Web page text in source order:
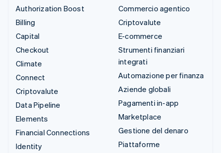
Authorization Boost
Billing
Capital
Checkout
Climate
Connect
Criptovalute
Data Pipeline
Elements
Financial Connections
Identity
Commercio agentico
Criptovalute
E-commerce
Strumenti finanziari
integrati
Automazione per finanza
Aziende globali
Pagamenti in-app
Marketplace
Gestione del denaro
Piattaforme